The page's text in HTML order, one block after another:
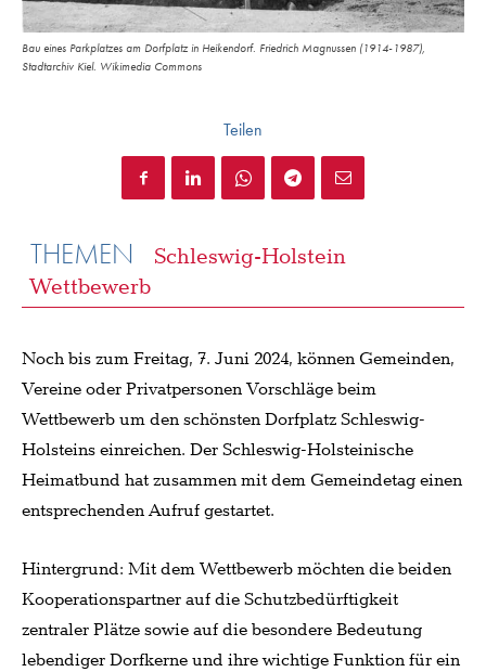
Bau eines Parkplatzes am Dorfplatz in Heikendorf. Friedrich Magnussen (1914-1987),
Stadtarchiv Kiel. Wikimedia Commons
Teilen
THEMEN
Schleswig-Holstein
Wettbewerb
Noch bis zum Freitag, 7. Juni 2024, können Gemeinden,
Vereine oder Privatpersonen Vorschläge beim
Wettbewerb um den schönsten Dorfplatz Schleswig-
Holsteins einreichen. Der Schleswig-Holsteinische
Heimatbund hat zusammen mit dem Gemeindetag einen
entsprechenden Aufruf gestartet.
Hintergrund: Mit dem Wettbewerb möchten die beiden
Kooperationspartner auf die Schutzbedürftigkeit
zentraler Plätze sowie auf die besondere Bedeutung
lebendiger Dorfkerne und ihre wichtige Funktion für ein